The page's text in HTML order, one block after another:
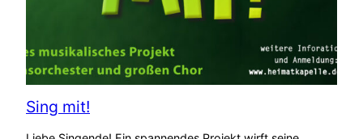
Sing mit!